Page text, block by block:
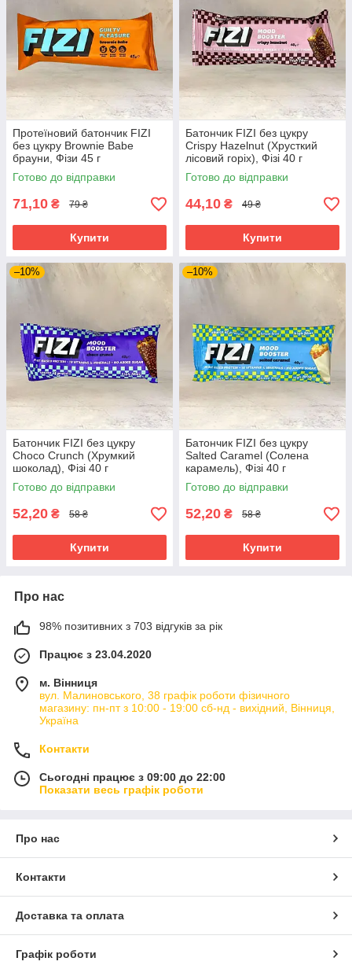
Протеїновий батончик FIZI
без цукру Brownie Babe
брауни, Фізи 45 г
Готово до відправки
71,10 ₴ 79 ₴
Купити
Батончик FIZI без цукру
Crispy Hazelnut (Хрусткий
лісовий горіх), Фізі 40 г
Готово до відправки
44,10 ₴ 49 ₴
Купити
–10%
Батончик FIZI без цукру
Choco Crunch (Хрумкий
шоколад), Фізі 40 г
Готово до відправки
52,20 ₴ 58 ₴
Купити
–10%
Батончик FIZI без цукру
Salted Caramel (Солена
карамель), Фізі 40 г
Готово до відправки
52,20 ₴ 58 ₴
Купити
Про нас
98% позитивних з 703 відгуків за рік
Працює з 23.04.2020
м. Вінниця
вул. Малиновського, 38 графік роботи фізичного
магазину: пн-пт з 10:00 - 19:00 сб-нд - вихідний, Вінниця,
Україна
Контакти
Сьогодні працює з 09:00 до 22:00
Показати весь графік роботи
Про нас
Контакти
Доставка та оплата
Графік роботи